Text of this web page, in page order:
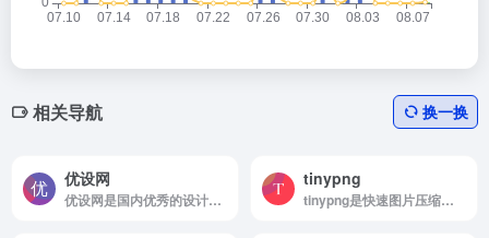
相关导航 换一换
优设网
优设网是国内优秀的设计师学习平台。
tinypng
tinypng是快速图片压缩工具